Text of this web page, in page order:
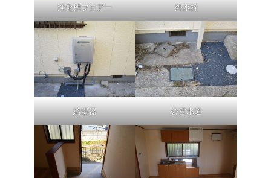
浄化槽ブロアー 外水栓
給湯器 公営水道